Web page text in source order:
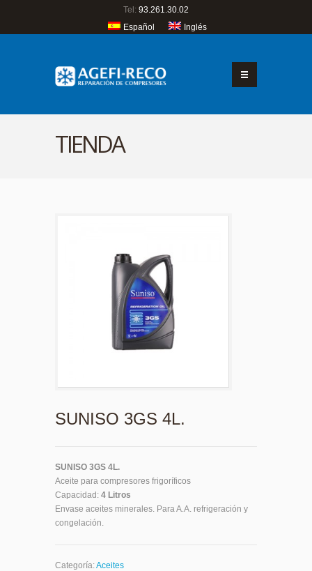
Tel: 93.261.30.02
Español
Inglés
TIENDA
SUNISO 3GS 4L.
SUNISO 3GS 4L.
Aceite para compresores frigoríficos
Capacidad: 4 Litros
Envase aceites minerales. Para A.A. refrigeración y
congelación.
Categoría:Aceites